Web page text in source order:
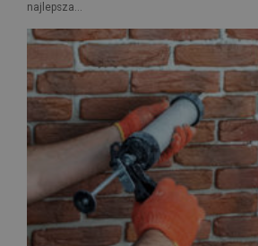
najlepsza...